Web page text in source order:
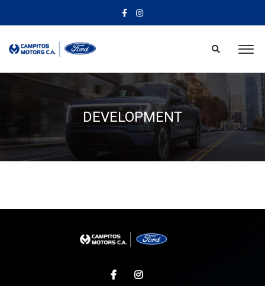
DEVELOPMENT